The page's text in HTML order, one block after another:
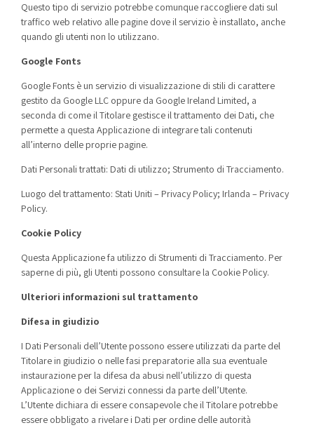
Questo tipo di servizio potrebbe comunque raccogliere dati sul
traffico web relativo alle pagine dove il servizio è installato, anche
quando gli utenti non lo utilizzano.
Google Fonts
Google Fonts è un servizio di visualizzazione di stili di carattere
gestito da Google LLC oppure da Google Ireland Limited, a
seconda di come il Titolare gestisce il trattamento dei Dati, che
permette a questa Applicazione di integrare tali contenuti
all’interno delle proprie pagine.
Dati Personali trattati: Dati di utilizzo; Strumento di Tracciamento.
Luogo del trattamento: Stati Uniti – Privacy Policy; Irlanda – Privacy
Policy.
Cookie Policy
Questa Applicazione fa utilizzo di Strumenti di Tracciamento. Per
saperne di più, gli Utenti possono consultare la Cookie Policy.
Ulteriori informazioni sul trattamento
Difesa in giudizio
I Dati Personali dell’Utente possono essere utilizzati da parte del
Titolare in giudizio o nelle fasi preparatorie alla sua eventuale
instaurazione per la difesa da abusi nell’utilizzo di questa
Applicazione o dei Servizi connessi da parte dell’Utente.
L’Utente dichiara di essere consapevole che il Titolare potrebbe
essere obbligato a rivelare i Dati per ordine delle autorità